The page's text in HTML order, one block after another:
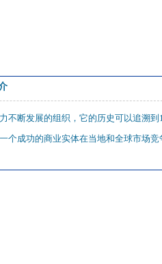
不断发展的组织，它的历史可以追溯
个成功的商业实体在当地和全球市场